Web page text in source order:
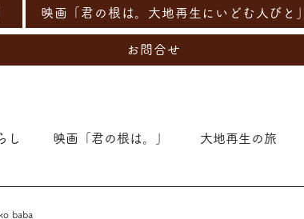
映画「君の根は。大地再生にいどむ人びと」
お問合せ
し 映画「君の根は。」 大地再生の旅
baba